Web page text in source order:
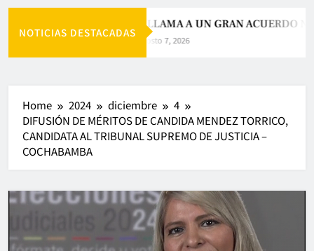
NOTICIAS DESTACADAS
PAZ LLAMA A UN GRAN ACUERDO
Agosto 7, 2026
Home 2024 diciembre
4
DIFUSIÓN DE MÉRITOS DE CANDIDA MENDEZ TORRICO,
CANDIDATA AL TRIBUNAL SUPREMO DE JUSTICIA –
COCHABAMBA